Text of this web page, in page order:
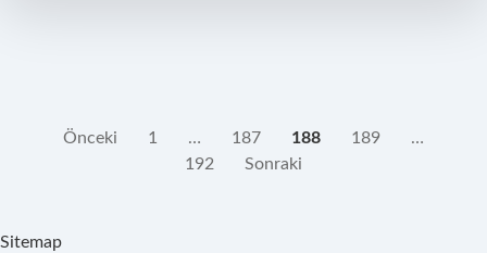
YAZI
Önceki 1 … 187 188 189
…
192
Sonraki
Sitemap